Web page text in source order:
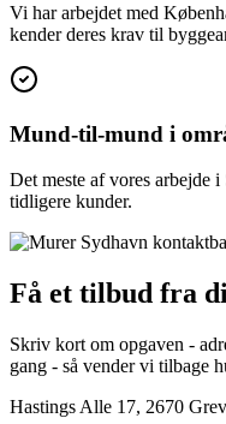
Vi har arbejdet med
kender deres krav til
Mund-til-mund i
Det meste af vores arbejde
tidligere kunder.
Få et tilbud fra
Skriv kort om opgaven -
gang - så vender vi tilbage
Hastings Alle 17, 2670